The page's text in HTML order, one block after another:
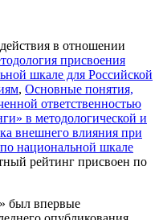
в отношении
присвоения
шкале для Российской
, Основные понятия,
ответственностью
в методологической и
внешнего влияния при
национальной шкале
рейтинг присвоен по
был впервые